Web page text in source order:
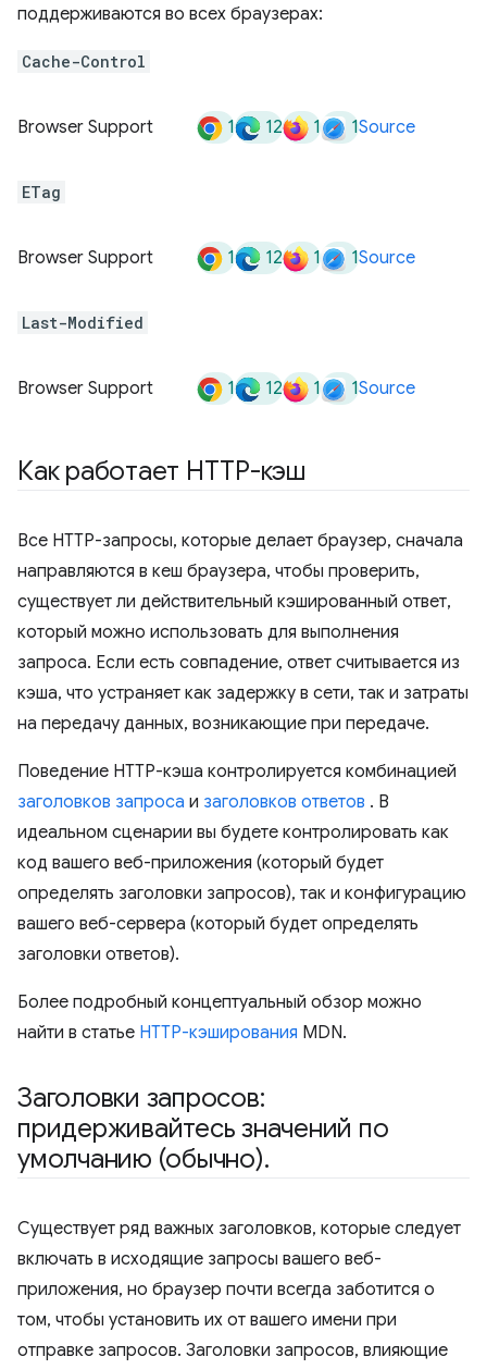
поддерживаются во всех браузерах:
Cache-Control
Browser Support 1 12 1 1Source
ETag
Browser Support 1 12 1 1Source
Last-Modified
Browser Support 1 12 1 1Source
Как работает HTTP-кэш
Все HTTP-запросы, которые делает браузер, сначала
направляются в кеш браузера, чтобы проверить,
существует ли действительный кэшированный ответ,
который можно использовать для выполнения
запроса. Если есть совпадение, ответ считывается из
кэша, что устраняет как задержку в сети, так и затраты
на передачу данных, возникающие при передаче.
Поведение HTTP-кэша контролируется комбинацией
заголовков запроса и заголовков ответов . В
идеальном сценарии вы будете контролировать как
код вашего веб-приложения (который будет
определять заголовки запросов), так и конфигурацию
вашего веб-сервера (который будет определять
заголовки ответов).
Более подробный концептуальный обзор можно
найти в статье HTTP-кэширования MDN.
Заголовки запросов:
придерживайтесь значений по
умолчанию (обычно).
Существует ряд важных заголовков, которые следует
включать в исходящие запросы вашего веб-
приложения, но браузер почти всегда заботится о
том, чтобы установить их от вашего имени при
отправке запросов. Заголовки запросов, влияющие